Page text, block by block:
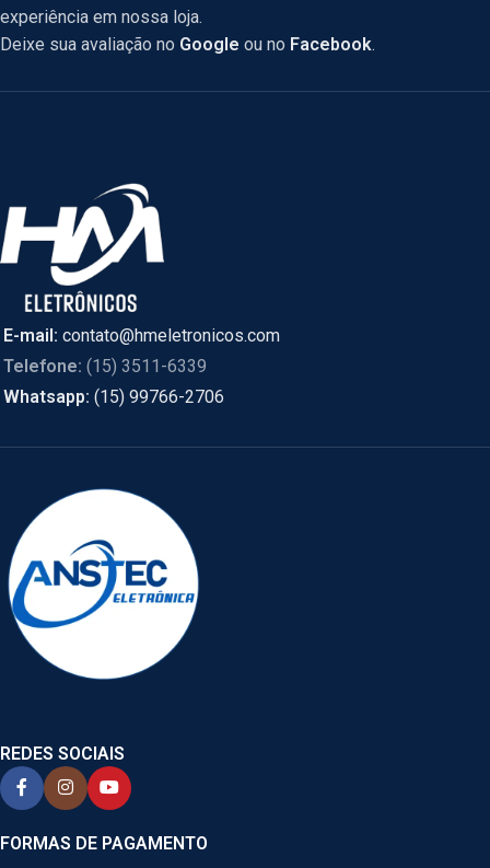
experiência em nossa loja.
Deixe sua avaliação no Google ou no Facebook.
E-mail: contato@hmeletronicos.com
Telefone: (15) 3511-6339
Whatsapp: (15) 99766-2706
REDES SOCIAIS
FORMAS DE PAGAMENTO